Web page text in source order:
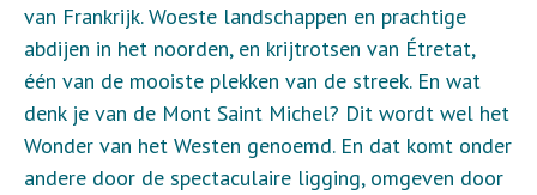
van Frankrijk. Woeste landschappen en prachtige
abdijen in het noorden, en krijtrotsen van Étretat,
één van de mooiste plekken van de streek. En wat
denk je van de Mont Saint Michel? Dit wordt wel het
Wonder van het Westen genoemd. En dat komt onder
andere door de spectaculaire ligging, omgeven door